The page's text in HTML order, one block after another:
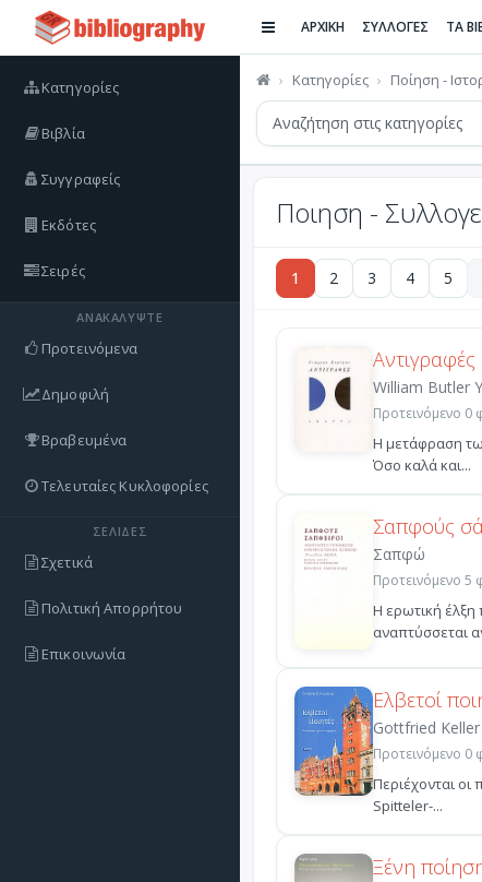
Κατηγορίες
Βιβλία
Συγγραφείς
Εκδότες
Σειρές
ΑΝΑΚΑΛΎΨΤΕ
Προτεινόμενα
Δημοφιλή
Βραβευμένα
Τελευταίες Κυκλοφορίες
ΣΕΛΊΔΕΣ
Σχετικά
Πολιτική Απορρήτου
Επικοινωνία
ΑΡΧΙΚΗ ΣΥΛΛΟΓΕΣ ΤΑ
Κατηγορίες Ποίηση -
Ποιηση -
1 2 3 4 5
Αντιγραφές
William Butler
Προτεινόμενο 0
Η μετάφραση
Όσο καλά και...
Σαπφούς
Σαπφώ
Προτεινόμενο 5
Η ερωτική έλξη
αναπτύσσεται
Ελβετοί
Gottfried Keller
Προτεινόμενο 0
Περιέχονται
Spitteler-...
Ξένη